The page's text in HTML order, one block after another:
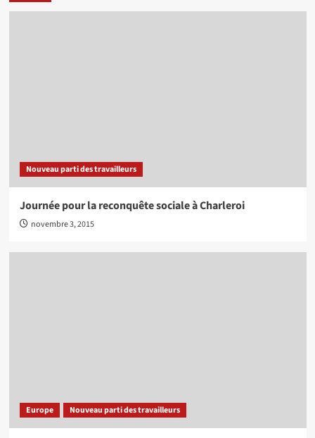
Nouveau parti des travailleurs
Journée pour la reconquête sociale à Charleroi
novembre 3, 2015
Europe Nouveau parti des travailleurs